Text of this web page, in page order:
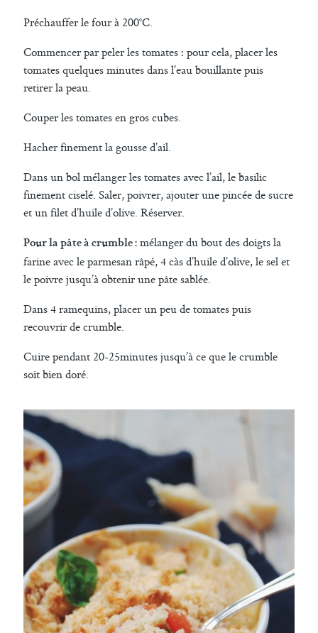
Préchauffer le four à 200°C.
Commencer par peler les tomates : pour cela, placer les
tomates quelques minutes dans l’eau bouillante puis
retirer la peau.
Couper les tomates en gros cubes.
Hacher finement la gousse d’ail.
Dans un bol mélanger les tomates avec l’ail, le basilic
finement ciselé. Saler, poivrer, ajouter une pincée de sucre
et un filet d’huile d’olive. Réserver.
Pour la pâte à crumble : mélanger du bout des doigts la
farine avec le parmesan râpé, 4 càs d’huile d’olive, le sel et
le poivre jusqu’à obtenir une pâte sablée.
Dans 4 ramequins, placer un peu de tomates puis
recouvrir de crumble.
Cuire pendant 20-25minutes jusqu’à ce que le crumble
soit bien doré.